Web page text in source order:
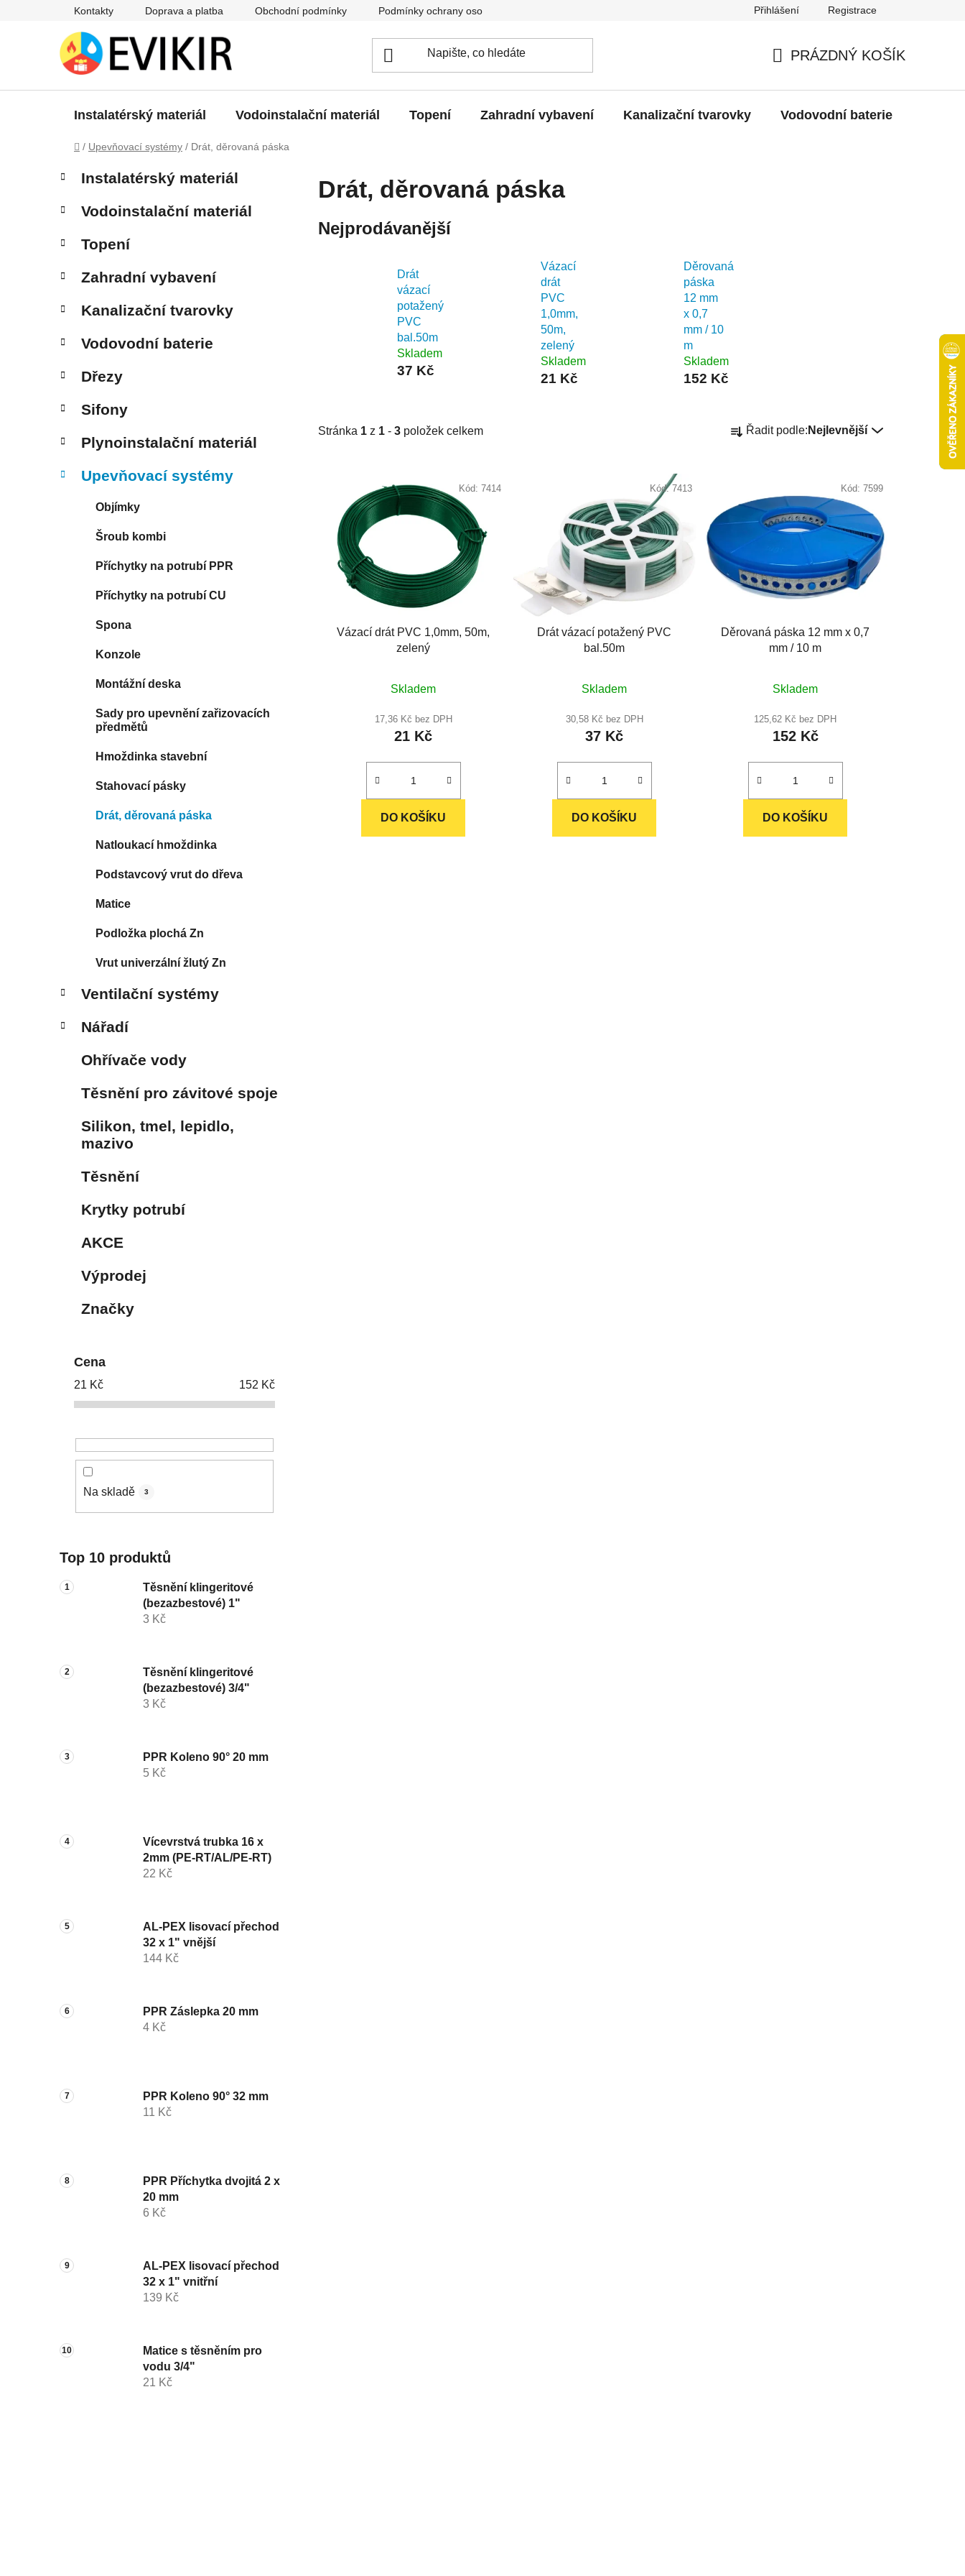
Kontakty Doprava a platba Obchodní podmínky Podmínky ochrany osobních údajů Přihlášení Registrace
KOŠÍK
PRÁZDNÝ KOŠÍK
Instalatérský materiál Vodoinstalační materiál Topení Zahradní vybavení Kanalizační tvarovky Vodovodní baterie
Domů
/ Upevňovací systémy / Drát, děrovaná páska
P
s
r
n
n
í
p
n
l
kategorie
a
e
o
i
Instalatérský materiál
Vodoinstalační materiál
Topení
Zahradní vybavení
Kanalizační tvarovky
Vodovodní baterie
Dřezy
Sifony
Plynoinstalační materiál
Upevňovací systémy
Objímky
Šroub kombi
Příchytky na potrubí PPR
Příchytky na potrubí CU
Spona
Konzole
Montážní deska
Sady pro upevnění zařizovacích
předmětů
Hmoždinka stavební
Stahovací pásky
Drát, děrovaná páska
Natloukací hmoždinka
Podstavcový vrut do dřeva
Matice
Podložka plochá Zn
Vrut univerzální žlutý Zn
Ventilační systémy
Nářadí
Ohřívače vody
Těsnění pro závitové spoje
Silikon, tmel, lepidlo,
mazivo
Těsnění
Krytky potrubí
AKCE
Výprodej
Značky
Cena
21 Kč 152 Kč
Na skladě 3
Top 10 produktů
Těsnění klingeritové
(bezazbestové) 1"
3 Kč
Těsnění klingeritové
(bezazbestové) 3/4"
3 Kč
PPR Koleno 90° 20 mm
5 Kč
Vícevrstvá trubka 16 x
2mm (PE-RT/AL/PE-RT)
22 Kč
AL-PEX lisovací přechod
32 x 1" vnější
144 Kč
PPR Záslepka 20 mm
4 Kč
PPR Koleno 90° 32 mm
11 Kč
PPR Příchytka dvojitá 2 x
20 mm
6 Kč
AL-PEX lisovací přechod
32 x 1" vnitřní
139 Kč
Matice s těsněním pro
vodu 3/4"
21 Kč
Drát, děrovaná páska
Nejprodávanější
Drát
vázací
potažený
PVC
bal.50m
Skladem
37 Kč
Vázací
drát
PVC
1,0mm,
50m,
zelený
Skladem
21 Kč
Děrovaná
páska
12 mm
x 0,7
mm / 10
m
Skladem
152 Kč
Stránka 1 z 1 - 3 položek celkem
a
í
r
o
d
k
Řadit podle: Nejlevnější
Vázací drát PVC 1,0mm, 50m,
zelený
Skladem
17,36 Kč bez DPH
21 Kč
DO KOŠÍKU
Kód: 7414
Drát vázací potažený PVC
bal.50m
Skladem
30,58 Kč bez DPH
37 Kč
DO KOŠÍKU
Kód:7413
Děrovaná páska 12 mm x 0,7
mm / 10 m
hodnocení
produktu
je
hvězdiček.
Skladem
125,62 Kč bez DPH
152 Kč
DO KOŠÍKU
Kód: 7599